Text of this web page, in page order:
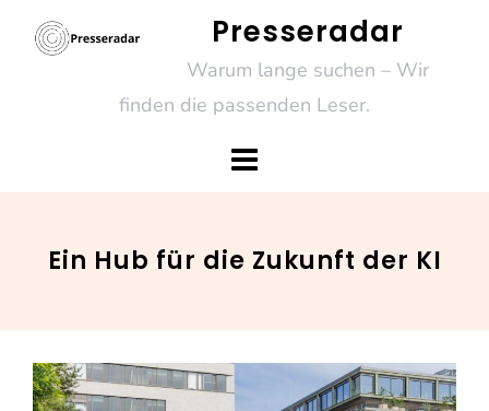
Presseradar
Warum lange suchen – Wir
finden die passenden Leser.
Ein Hub für die Zukunft der KI